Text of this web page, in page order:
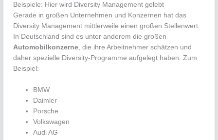
Beispiele: Hier wird Diversity Management gelebt
Gerade in großen Unternehmen und Konzernen hat das
Diversity Management mittlerweile einen großen Stellenwert.
In Deutschland sind es unter anderem die großen
Automobilkonzerne , die ihre Arbeitnehmer schätzen und
daher spezielle Diversity-Programme aufgelegt haben. Zum
Beispiel:
BMW
Daimler
Porsche
Volkswagen
Audi AG